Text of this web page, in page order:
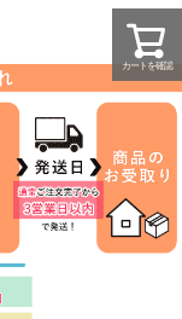
カートを確認